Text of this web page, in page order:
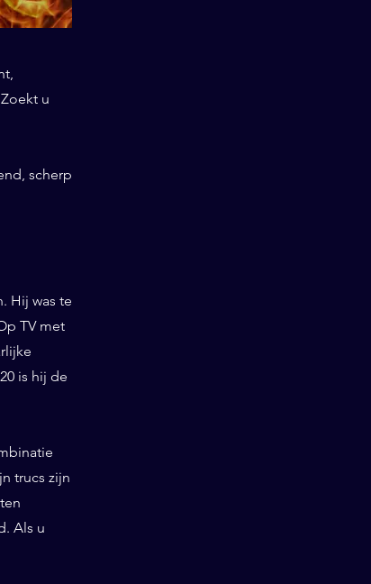
u
scherp
Hij was te
TV met
is hij de
trucs zijn
Als u